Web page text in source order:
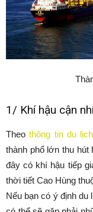
1/ Khí hậu cận
Theothông tin du
thành phố lớn thu
đây có khí hậu tiếp
thời tiết Cao Hùng
Nếu bạn có ý định du